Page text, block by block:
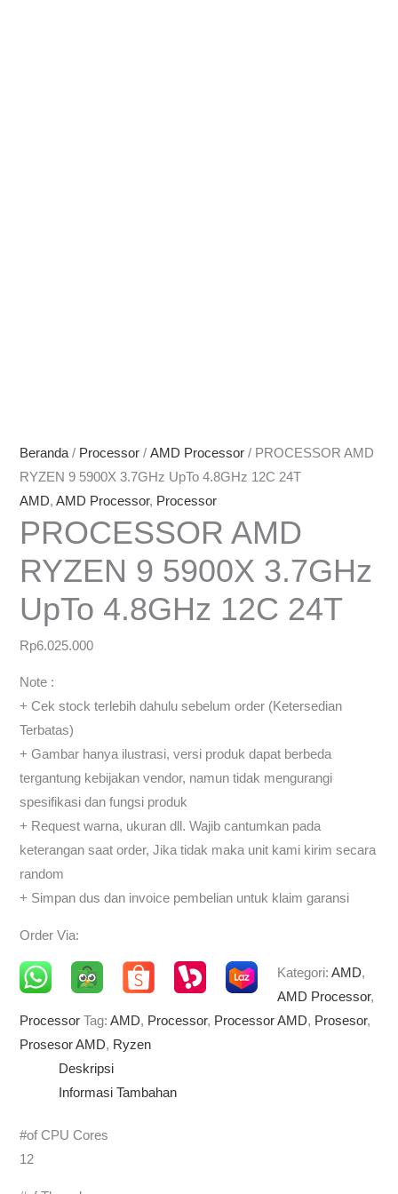
Beranda / Processor /AMD Processor / PROCESSOR AMD
RYZEN 9 5900X 3.7GHz UpTo 4.8GHz 12C 24T
AMD,AMD Processor, Processor
PROCESSOR AMD
RYZEN 9 5900X 3.7GHz
UpTo 4.8GHz 12C 24T
Rp6.025.000
Note :
+ Cek stock terlebih dahulu sebelum order (Ketersedian
Terbatas)
+ Gambar hanya ilustrasi, versi produk dapat berbeda
tergantung kebijakan vendor, namun tidak mengurangi
spesifikasi dan fungsi produk
+ Request warna, ukuran dll. Wajib cantumkan pada
keterangan saat order, Jika tidak maka unit kami kirim secara
random
+ Simpan dus dan invoice pembelian untuk klaim garansi
Order Via:
Kategori: AMD,
AMD Processor,
Processor Tag:AMD, Processor, Processor AMD, Prosesor,
Prosesor AMD, Ryzen
Deskripsi
Informasi Tambahan
#of CPU Cores
12